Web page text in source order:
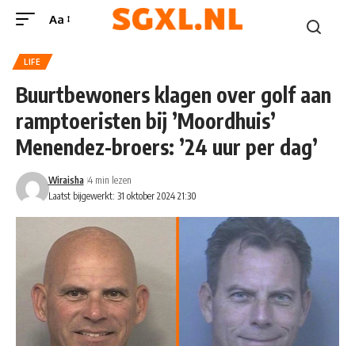
Aa
LIFE
Buurtbewoners klagen over golf aan
ramptoeristen bij ’Moordhuis’
Menendez-broers: ’24 uur per dag’
Laatst bijgewerkt: 31 oktober 2024 21:30
Wiraisha 4 min lezen